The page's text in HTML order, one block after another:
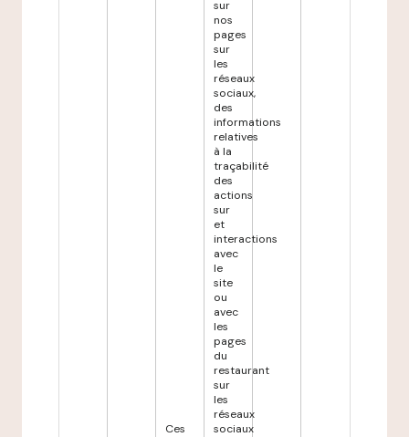
Ces
sur
nos
pages
sur
les
réseaux
sociaux,
des
informations
relatives
à la
traçabilité
des
actions
sur
et
interactions
avec
le
site
ou
avec
les
pages
du
restaurant
sur
les
réseaux
sociaux